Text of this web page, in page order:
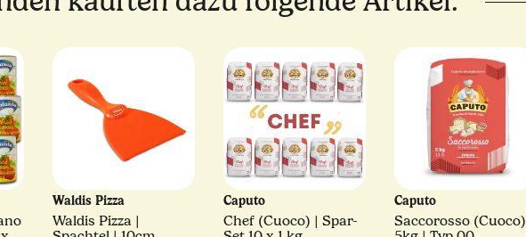
Waldis Pizza
Waldis Pizza |
Caputo
Chef (Cuoco) | Spar-
Caputo
Saccorosso (Cuoco)